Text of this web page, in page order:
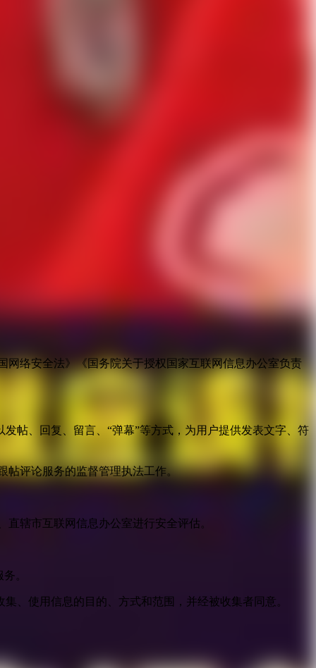
络安全法》《国务院关于授权国家互联网信息办公室负责
帖、回复、留言、“弹幕”等方式，为用户提供发表文字、符
帖评论服务的监督管理执法工作。
辖市互联网信息办公室进行安全评估。
。
、使用信息的目的、方式和范围，并经被收集者同意。